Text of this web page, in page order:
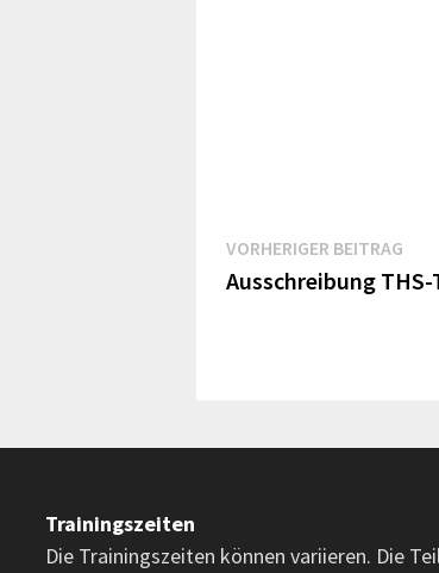
VORHERIGER BEITRAG
Ausschreibung
Trainingszeiten
Die Trainingszeiten können variieren. Die